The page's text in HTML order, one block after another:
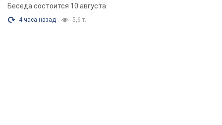
Беседа состоится 10 августа
4 часа назад 5,6 т.